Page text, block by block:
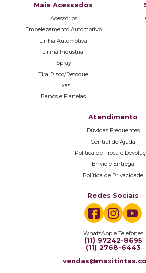
Mais Acessados
Acessórios
Embelezamento Automotivo
Linha Automotiva
Linha Industrial
Spray
Tira Risco/Retoque
Lixas
Panos e Flanelas
Atendimento
Dúvidas Frequentes
Central de Ajuda
Política de Troca e
Envio e Entrega
Política de Privacidade
Redes Sociais
WhatsApp e Telefones
(11) 97242-8695
(11) 2768-6443